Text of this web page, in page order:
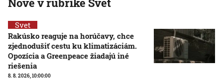
Svet
Rakúsko reaguje na horúčavy, chce
zjednodušiť cestu ku klimatizáciám.
Opozícia a Greenpeace žiadajú iné
riešenia
8. 8. 2026, 10:00:00